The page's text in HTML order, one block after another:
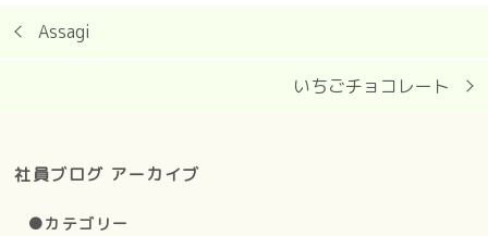
Assagi
いちごチョコレート
社員ブログ アーカイブ
●カテゴリー